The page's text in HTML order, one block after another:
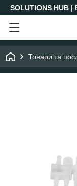
SOLUTIONS HUB
Товари та